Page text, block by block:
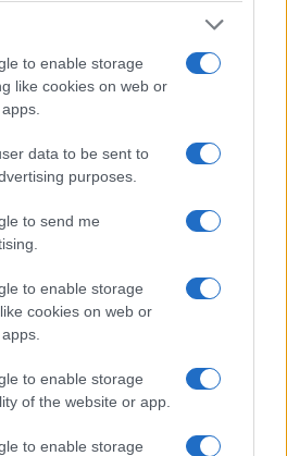
to enable storage
like cookies on web or
data to be sent to
purposes.
to send me
to enable storage
cookies on web or
to enable storage
of the website or app.
to enable storage